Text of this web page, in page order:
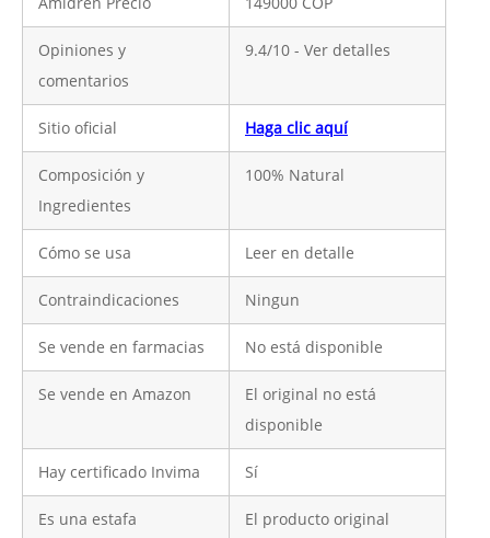
Opiniones y
comentarios
9.4/10 - Ver detalles
Sitio oficial Haga clic aquí
Composición y
Ingredientes
100% Natural
Cómo se usa Leer en detalle
Contraindicaciones Ningun
Se vende en farmacias No está disponible
Se vende en Amazon
El original no está
disponible
Hay certificado Invima Sí
Es una estafa
El producto original